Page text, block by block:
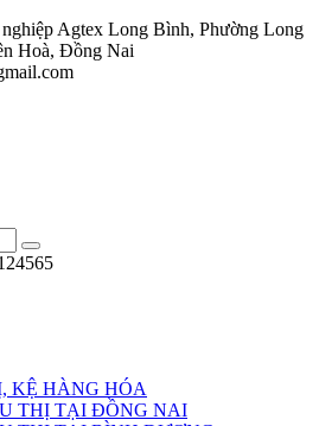
Agtex Long Bình, Phường Long
Hoà, Đồng Nai
KỆ HÀNG HÓA
THỊ TẠI ĐỒNG NAI